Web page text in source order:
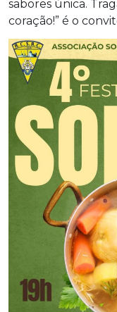
sabores única.
coração!” é o